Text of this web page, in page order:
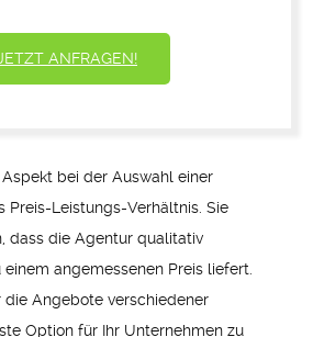
ANFRAGEN!
bei der Auswahl einer
Preis-Leistungs-Verhältnis. Sie
dass die Agentur qualitativ
angemessenen Preis liefert.
die Angebote verschiedener
Option für Ihr Unternehmen zu